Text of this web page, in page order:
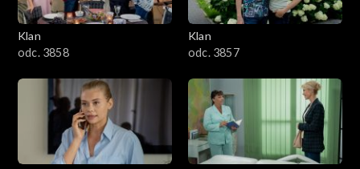
Klan
odc. 3858
Klan
odc. 3857